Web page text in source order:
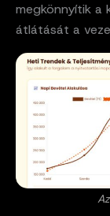
megkönnyítik a
átlátását a